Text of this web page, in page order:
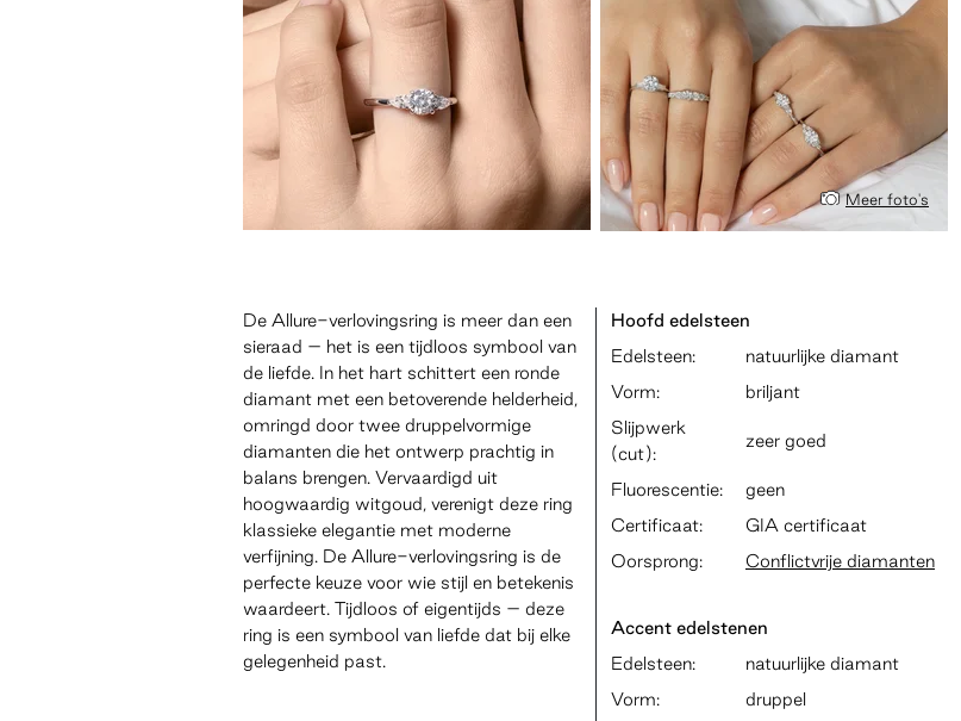
Meer foto's
De Allure-verlovingsring is meer dan een
sieraad – het is een tijdloos symbool van
de liefde. In het hart schittert een ronde
diamant met een betoverende helderheid,
omringd door twee druppelvormige
diamanten die het ontwerp prachtig in
balans brengen. Vervaardigd uit
hoogwaardig witgoud, verenigt deze ring
klassieke elegantie met moderne
verfijning. De Allure-verlovingsring is de
perfecte keuze voor wie stijl en betekenis
waardeert. Tijdloos of eigentijds – deze
ring is een symbool van liefde dat bij elke
gelegenheid past.
Hoofd edelsteen
Edelsteen:
natuurlijke diamant
Vorm:
briljant
Slijpwerk
(cut):
zeer goed
Fluorescentie:
geen
Certificaat:
GIA certificaat
Oorsprong:
Conflictvrije diamanten
Accent edelstenen
Edelsteen:
natuurlijke diamant
Vorm:
druppel